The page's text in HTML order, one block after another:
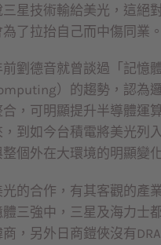
星技術輸給美光，這絕
了拉抬自己而中傷同業。
前劉德音就曾談過「記憶
）的趨勢，認為
，可明顯提升半導體運
到如今台積電將美光列
個外在大環境的明顯變
光的合作，有其客觀的產
三強中，三星及海力士
，另外日商鎧俠沒有